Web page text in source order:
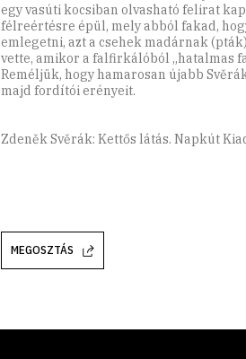
egy vasúti kocsiban olvasható felirat
félreértésre épül, mely abból fakad,
emlegetni, azt a csehek madárnak
vette, amikor a falfirkálóból „hatalmas
Reméljük, hogy hamarosan újabb
majd fordítói erényeit.
Zdeněk Svěrák: Kettős látás. Napkút
MEGOSZTÁS